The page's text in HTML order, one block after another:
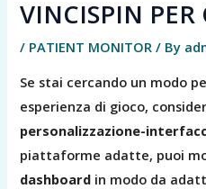
VINCISPIN
/ PATIENT MONITOR / By
Se stai cercando un modo
esperienza di gioco,
personalizzazione-
piattaforme adatte, puoi
dashboard in modo da